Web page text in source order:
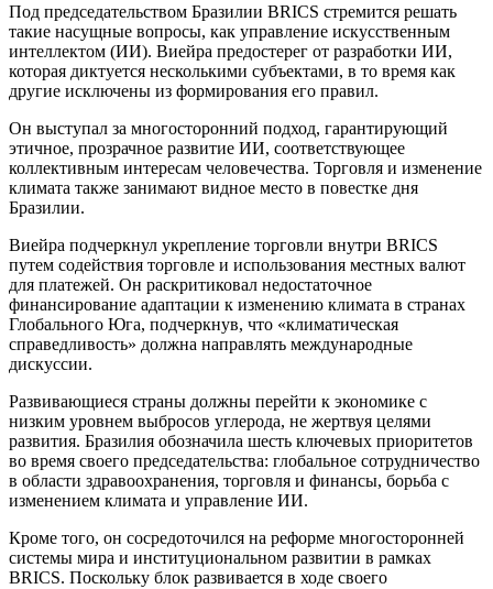
Под председательством Бразилии BRICS стремится решать
такие насущные вопросы, как управление искусственным
интеллектом (ИИ). Виейра предостерег от разработки ИИ,
которая диктуется несколькими субъектами, в то время как
другие исключены из формирования его правил.
Он выступал за многосторонний подход, гарантирующий
этичное, прозрачное развитие ИИ, соответствующее
коллективным интересам человечества. Торговля и изменение
климата также занимают видное место в повестке дня
Бразилии.
Виейра подчеркнул укрепление торговли внутри BRICS
путем содействия торговле и использования местных валют
для платежей. Он раскритиковал недостаточное
финансирование адаптации к изменению климата в странах
Глобального Юга, подчеркнув, что «климатическая
справедливость» должна направлять международные
дискуссии.
Развивающиеся страны должны перейти к экономике с
низким уровнем выбросов углерода, не жертвуя целями
развития. Бразилия обозначила шесть ключевых приоритетов
во время своего председательства: глобальное сотрудничество
в области здравоохранения, торговля и финансы, борьба с
изменением климата и управление ИИ.
Кроме того, он сосредоточился на реформе многосторонней
системы мира и институциональном развитии в рамках
BRICS. Поскольку блок развивается в ходе своего